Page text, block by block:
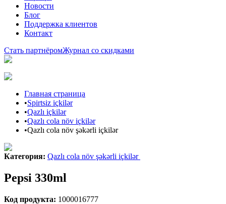
Новости
Блог
Поддержка клиентов
Контакт
Стать партнёромЖурнал со скидками
Главная страница
•Spirtsiz içkilər
•Qazlı içkilər
•Qazlı cola növ içkilər
•Qazlı cola növ şəkərli içkilər
Категория: Qazlı cola növ şəkərli içkilər
Pepsi 330ml
Код продукта: 1000016777